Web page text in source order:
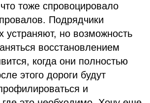
тоже спровоцировало
Подрядчики
устраняют, но возможность
восстановлением
когда они полностью
этого дороги будут
и